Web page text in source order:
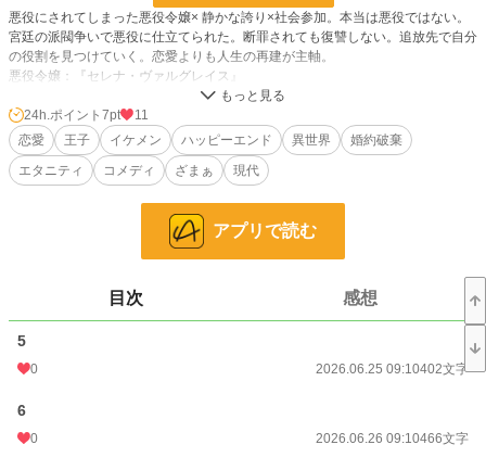
悪役にされてしまった悪役令嬢× 静かな誇り×社会参加。本当は悪役ではない。
宮廷の派閥争いで悪役に仕立てられた。断罪されても復讐しない。追放先で自分
の役割を見つけていく。恋愛よりも人生の再建が主軸。
悪役令嬢：『セレナ・ヴァルグレイス』
• 名前：セレナ・ヴァルグレイス
• 年齢：17歳
• 身分：帝国の名門・ヴァルグレイス公爵家の一人娘
• 性格：冷静・理性的・誇り高いが、内面は繊細
• 外見：銀金色の髪、深紅の瞳。威厳ある美貌。
• 特技：政治交渉、財務管理、魔法薬学（母の影響）
小説 36,418 位 / 228,760 件
24h.ポイント
24h.ポイント 7pt
11
恋愛
王子 イケメン ハッピーエンド 異世界
婚約破棄
エタニティ
コメディ ざまぁ 現代
アプリで読む
目次 感想
5
0 2026.06.25 09:10402文字
6
0 2026.06.26 09:10466文字